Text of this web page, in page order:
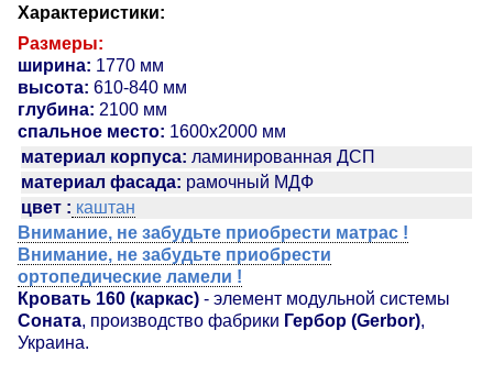
Характеристики:
Размеры:
ширина: 1770 мм
высота: 610-840 мм
глубина: 2100 мм
спальное место: 1600х2000 мм
материал корпуса: ламинированная ДСП
материал фасада: рамочный МДФ
цвет : каштан
Внимание, не забудьте приобрести матрас !
Внимание, не забудьте приобрести
ортопедические ламели !
Кровать 160 (каркас) - элемент модульной системы
Соната, производство фабрики Гербор (Gerbor),
Украина.